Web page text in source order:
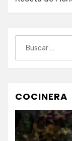
COCINERA